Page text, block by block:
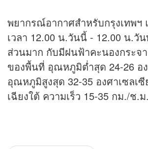
พยากรณ์อากาศสำหรับกรุงเทพ
เวลา 12.00 น.วันนี้ - 12.00 น.วั
ส่วนมาก กับมีฝนฟ้าคะนองกระจ
ของพื้นที่ อุณหภูมิต่ำสุด 24-26 อ
อุณหภูมิสูงสุด 32-35 องศาเซลเ
เฉียงใต้ ความเร็ว 15-35 กม./ช.ม.